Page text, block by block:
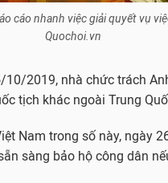
cáo nhanh việc giải quyết vụ
Quochoi.vn
10/2019, nhà chức trách
tịch khác ngoài Trung
Nam trong số này, ngày
sàng bảo hộ công dân